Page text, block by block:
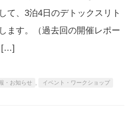
て、3泊4日のデトックスリト
ます。（過去回の開催レポー
[…]
・お知らせ イベント・ワークショップ